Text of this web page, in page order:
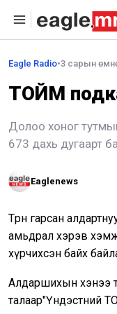
Eagle Radio•3 сарын
ТОЙМ
Долоо хоног
673 дахь дугаарт
Eaglenews
Төрөн гарсан
амьдрал хэрэв
хүрчихсэн байх
Алдаршихын хэнээ
талаар"Үндэстний